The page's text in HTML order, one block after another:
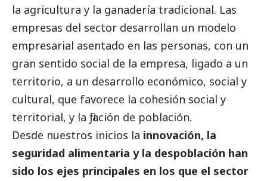
la agricultura y la ganadería tradicional. Las
empresas del sector desarrollan un modelo
empresarial asentado en las personas, con un
gran sentido social de la empresa, ligado a un
territorio, a un desarrollo económico, social y
cultural, que favorece la cohesión social y
territorial, y la fijación de población.
Desde nuestros inicios la innovación, la
seguridad alimentaria y la despoblación han
sido los ejes principales en los que el sector